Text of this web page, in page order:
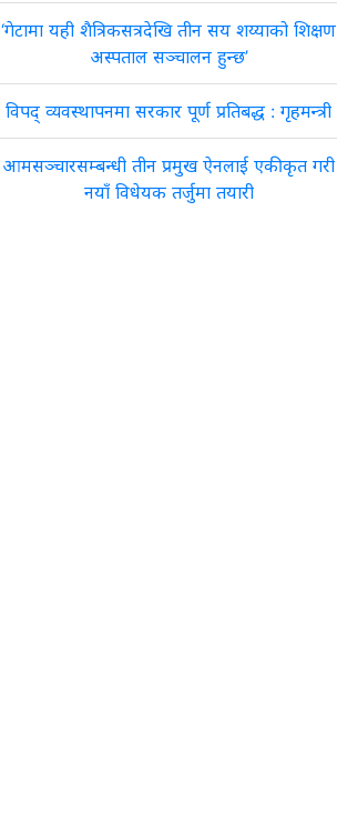
‘गेटामा यही शैत्रिकसत्रदेखि तीन सय शय्याको शिक्षण
अस्पताल सञ्चालन हुन्छ’
विपद् व्यवस्थापनमा सरकार पूर्ण प्रतिबद्ध : गृहमन्त्री
आमसञ्चारसम्बन्धी तीन प्रमुख ऐनलाई एकीकृत गरी
नयाँ विधेयक तर्जुमा तयारी